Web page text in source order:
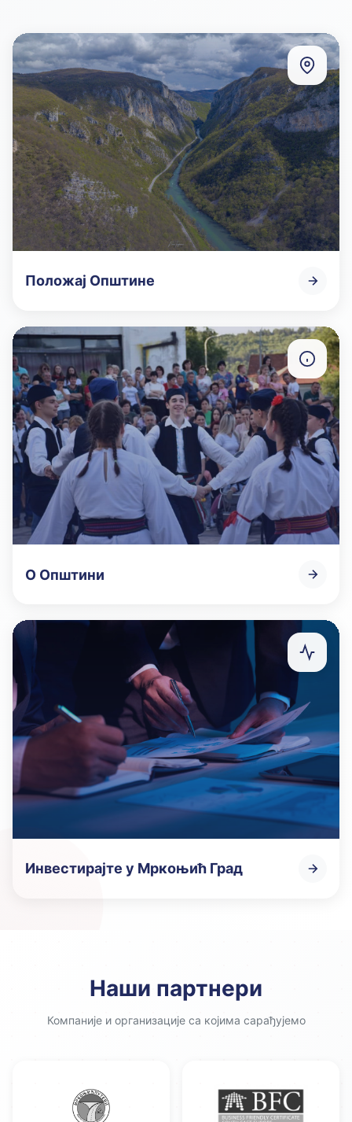
Положај Општине
О Општини
Инвестирајте у Мркоњић Град
Наши партнери
Компаније и организације са којима сарађујемо